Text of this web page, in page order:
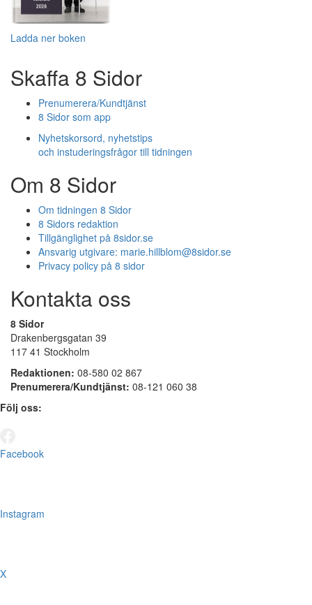
Ladda ner boken
Skaffa 8 Sidor
Prenumerera/Kundtjänst
8 Sidor som app
Nyhetskorsord, nyhetstips
och instuderingsfrågor till tidningen
Om 8 Sidor
Om tidningen 8 Sidor
8 Sidors redaktion
Tillgänglighet på 8sidor.se
Ansvarig utgivare: marie.hillblom@8sidor.se
Privacy policy på 8 sidor
Kontakta oss
8 Sidor
Drakenbergsgatan 39
117 41 Stockholm
Redaktionen: 08-580 02 867
Prenumerera/Kundtjänst: 08-121 060 38
Följ oss:
Facebook
Instagram
X